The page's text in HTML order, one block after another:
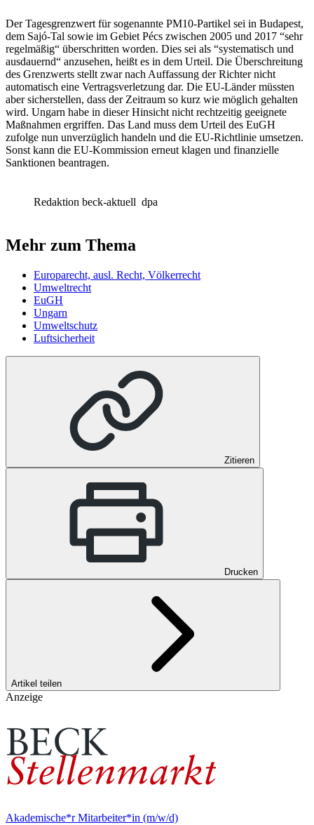
Der Tagesgrenzwert für sogenannte PM10-Partikel sei in Budapest,
dem Sajó-Tal sowie im Gebiet Pécs zwischen 2005 und 2017 “sehr
regelmäßig“ überschritten worden. Dies sei als “systematisch und
ausdauernd“ anzusehen, heißt es in dem Urteil. Die Überschreitung
des Grenzwerts stellt zwar nach Auffassung der Richter nicht
automatisch eine Vertragsverletzung dar. Die EU-Länder müssten
aber sicherstellen, dass der Zeitraum so kurz wie möglich gehalten
wird. Ungarn habe in dieser Hinsicht nicht rechtzeitig geeignete
Maßnahmen ergriffen. Das Land muss dem Urteil des EuGH
zufolge nun unverzüglich handeln und die EU-Richtlinie umsetzen.
Sonst kann die EU-Kommission erneut klagen und finanzielle
Sanktionen beantragen.
Redaktion beck-aktuell dpa
Mehr zum Thema
Europarecht, ausl. Recht, Völkerrecht
Umweltrecht
EuGH
Ungarn
Umweltschutz
Luftsicherheit
Zitieren
Drucken
Artikel teilen
Anzeige
Akademische*r Mitarbeiter*in (m/w/d)